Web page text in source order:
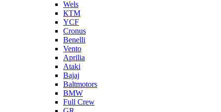
Wels
КТМ
YCF
Cronus
Benelli
Vento
Aprilia
Ataki
Bajaj
Baltmotors
BMW
Full Crew